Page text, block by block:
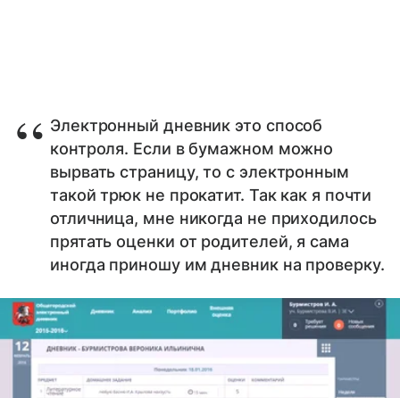
Электронный дневник это способ
контроля. Если в бумажном можно
вырвать страницу, то с электронным
такой трюк не прокатит. Так как я почти
отличница, мне никогда не приходилось
прятать оценки от родителей, я сама
иногда приношу им дневник на проверку.